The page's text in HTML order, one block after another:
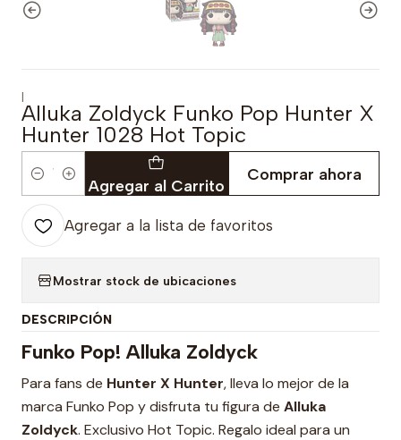
|
Alluka Zoldyck Funko Pop Hunter X
Hunter 1028 Hot Topic
Cantidad Agregar al Carrito
Comprar ahora
Agregar a la lista de favoritos
Mostrar stock de ubicaciones
DESCRIPCIÓN
Funko Pop! Alluka Zoldyck
Para fans de Hunter X Hunter, lleva lo mejor de la
marca Funko Pop y disfruta tu figura de Alluka
Zoldyck. Exclusivo Hot Topic. Regalo ideal para un